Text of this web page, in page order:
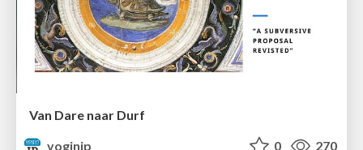
Van Dare naar Durf
voginip
0 270